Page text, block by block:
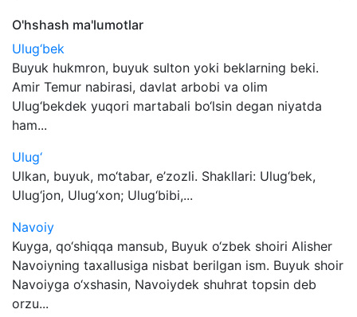
O'hshash ma'lumotlar
Ulug‘bek
Buyuk hukmron, buyuk sulton yoki beklarning beki.
Amir Temur nabirasi, davlat arbobi va olim
Ulug‘bekdek yuqori martabali bo‘lsin degan niyatda
ham...
Ulug‘
Ulkan, buyuk, mo‘tabar, e’zozli. Shakllari: Ulug‘bek,
Ulug‘jon, Ulug‘xon; Ulug‘bibi,...
Navoiy
Kuyga, qo‘shiqqa mansub, Buyuk o‘zbek shoiri Alisher
Navoiyning taxallusiga nisbat berilgan ism. Buyuk shoir
Navoiyga o‘xshasin, Navoiydek shuhrat topsin deb
orzu...